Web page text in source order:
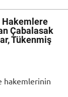
Hakemlere
Çabalasak
Tükenmiş
hakemlerinin